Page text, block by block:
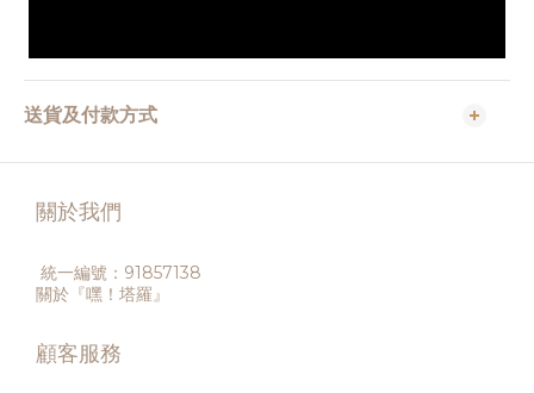
送貨及付款方式
關於我們
統一編號：91857138
關於『嘿！塔羅』
顧客服務